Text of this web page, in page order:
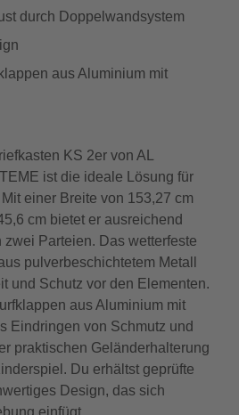
durch Doppelwandsystem
aus Aluminium mit
KS 2er von AL
ist die ideale Lösung für
einer Breite von 153,27 cm
cm bietet er ausreichend
zwei Parteien. Das wetterfeste
pulverbeschichtetem Metall
und Schutz vor den Elementen.
aus Aluminium mit
Eindringen von Schmutz und
praktischen Geländerhalterung
Du erhältst geprüfte
Design, das sich
einfügt.